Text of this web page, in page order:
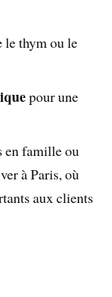
le thym ou le
pour une
en famille ou
à Paris, où
aux clients